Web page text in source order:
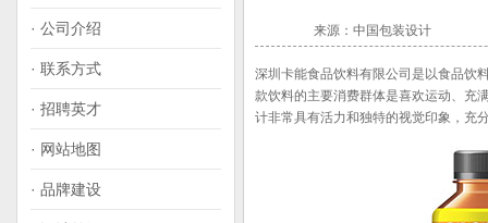
· 公司介绍
· 联系方式
· 招聘英才
· 网站地图
· 品牌建设
来源：中国包装设计
深圳卡能食品饮料有限公司是以食品饮
款饮料的主要消费群体是喜欢运动、充
计非常具有活力和独特的视觉印象，充